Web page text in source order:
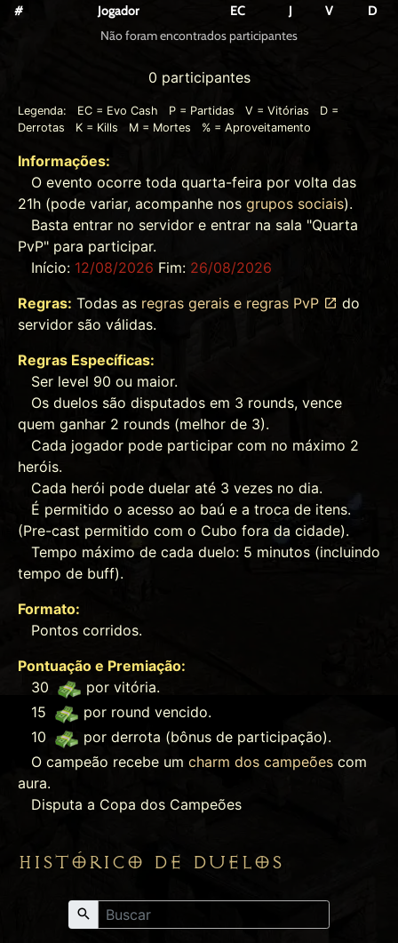
# Jogador EC J V
D
Não foram encontrados participantes
0 participantes
Legenda: EC = Evo Cash P = Partidas V = Vitórias D =
Derrotas K = Kills M = Mortes % = Aproveitamento
Informações:
O evento ocorre toda quarta-feira por volta das
21h (pode variar, acompanhe nos grupos sociais).
Basta entrar no servidor e entrar na sala "Quarta
PvP" para participar.
Início: 12/08/2026 Fim: 26/08/2026
Regras: Todas as regras gerais e regras PvP
do
servidor são válidas.
Regras Específicas:
Ser level 90 ou maior.
Os duelos são disputados em 3 rounds, vence
quem ganhar 2 rounds (melhor de 3).
Cada jogador pode participar com no máximo 2
heróis.
Cada herói pode duelar até 3 vezes no dia.
É permitido o acesso ao baú e a troca de itens.
(Pre-cast permitido com o Cubo fora da cidade).
Tempo máximo de cada duelo: 5 minutos (incluindo
tempo de buff).
Formato:
Pontos corridos.
Pontuação e Premiação:
30
por vitória.
15
por round vencido.
10
por derrota (bônus de participação).
O campeão recebe um charm dos campeões com
aura.
Disputa a Copa dos Campeões
HISTÓRICO DE DUELOS